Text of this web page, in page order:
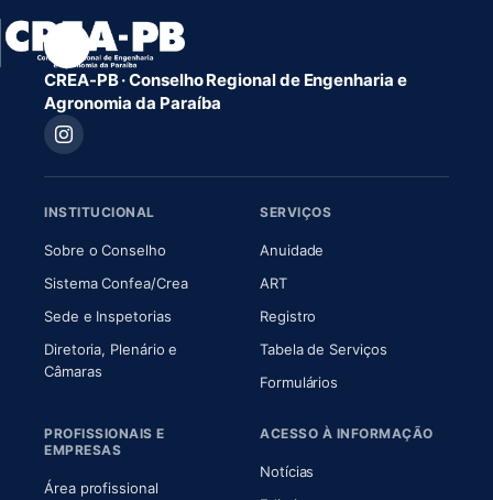
CREA-PB · Conselho Regional de Engenharia e
Agronomia da Paraíba
INSTITUCIONAL
Sobre o Conselho(abre em nova aba)
Sistema Confea/Crea(abre em nova aba)
Sede e Inspetorias
Diretoria, Plenário e
Câmaras(abre em nova aba)
SERVIÇOS
Anuidade
ART(abre em nova aba)
Registro
Tabela de Serviços
Formulários
PROFISSIONAIS E
EMPRESAS
Área profissional
ACESSO À INFORMAÇÃO
Notícias